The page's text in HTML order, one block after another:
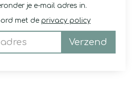
je e-mail adres in.
met de privacy policy
Verzend